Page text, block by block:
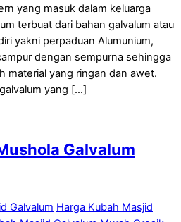
yang masuk dalam keluarga
terbuat dari bahan galvalum atau
yakni perpaduan Alumunium,
dengan sempurna sehingga
material yang ringan dan awet.
yang […]
Galvalum
Galvalum Harga Kubah Masjid